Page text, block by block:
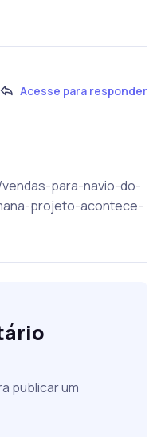
Acesse para responder
para-navio-do-
projeto-acontece-
publicar um